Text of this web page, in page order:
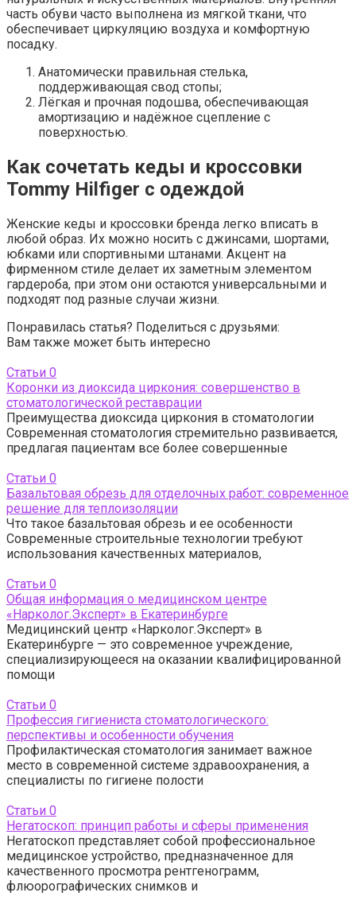
часть обуви часто выполнена из мягкой ткани, что
обеспечивает циркуляцию воздуха и комфортную
посадку.
Анатомически правильная стелька,
поддерживающая свод стопы;
Лёгкая и прочная подошва, обеспечивающая
амортизацию и надёжное сцепление с
поверхностью.
Как сочетать кеды и кроссовки
Tommy Hilfiger с одеждой
Женские кеды и кроссовки бренда легко вписать в
любой образ. Их можно носить с джинсами, шортами,
юбками или спортивными штанами. Акцент на
фирменном стиле делает их заметным элементом
гардероба, при этом они остаются универсальными и
подходят под разные случаи жизни.
Понравилась статья? Поделиться с друзьями:
Вам также может быть интересно
Статьи 0
Коронки из диоксида циркония: совершенство в
стоматологической реставрации
Преимущества диоксида циркония в стоматологии
Современная стоматология стремительно развивается,
предлагая пациентам все более совершенные
Статьи 0
Базальтовая обрезь для отделочных работ: современное
решение для теплоизоляции
Что такое базальтовая обрезь и ее особенности
Современные строительные технологии требуют
использования качественных материалов,
Статьи 0
Общая информация о медицинском центре
«Нарколог.Эксперт» в Екатеринбурге
Медицинский центр «Нарколог.Эксперт» в
Екатеринбурге — это современное учреждение,
специализирующееся на оказании квалифицированной
помощи
Статьи 0
Профессия гигиениста стоматологического:
перспективы и особенности обучения
Профилактическая стоматология занимает важное
место в современной системе здравоохранения, а
специалисты по гигиене полости
Статьи 0
Негатоскоп: принцип работы и сферы применения
Негатоскоп представляет собой профессиональное
медицинское устройство, предназначенное для
качественного просмотра рентгенограмм,
флюорографических снимков и